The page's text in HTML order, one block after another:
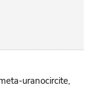
uranocircite,